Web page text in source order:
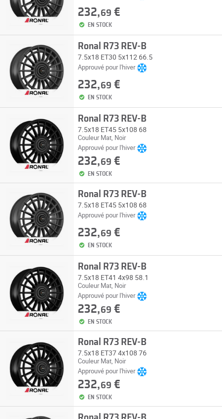
232,69 €
EN STOCK
Ronal R73 REV-B
7.5x18 ET30 5x112 66.5
Approuvé pour l'hiver
232,69 €
EN STOCK
Ronal R73 REV-B
7.5x18 ET45 5x108 68
Couleur Mat, Noir
Approuvé pour l'hiver
232,69 €
EN STOCK
Ronal R73 REV-B
7.5x18 ET45 5x108 68
Approuvé pour l'hiver
232,69 €
EN STOCK
Ronal R73 REV-B
7.5x18 ET41 4x98 58.1
Couleur Mat, Noir
Approuvé pour l'hiver
232,69 €
EN STOCK
Ronal R73 REV-B
7.5x18 ET37 4x108 76
Couleur Mat, Noir
Approuvé pour l'hiver
232,69 €
EN STOCK